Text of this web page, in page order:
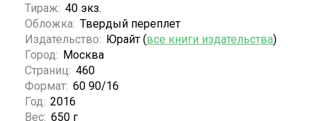
Тираж: 40 экз.
Обложка: Твердый переплет
Издательство: Юрайт (все книги издательства)
Город: Москва
Страниц: 460
Формат: 60 90/16
Год: 2016
Вес: 650 г